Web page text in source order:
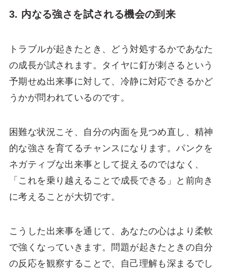
3. 内なる強さを試される機会の到来
トラブルが起きたとき、どう対処するかであなた
の成長が試されます。タイヤに釘が刺さるという
予期せぬ出来事に対して、冷静に対応できるかど
うかが問われているのです。
困難な状況こそ、自分の内面を見つめ直し、精神
的な強さを育てるチャンスになります。パンクを
ネガティブな出来事として捉えるのではなく、
「これを乗り越えることで成長できる」と前向き
に考えることが大切です。
こうした出来事を通じて、あなたの心はより柔軟
で強くなっていきます。問題が起きたときの自分
の反応を観察することで、自己理解も深まるでし